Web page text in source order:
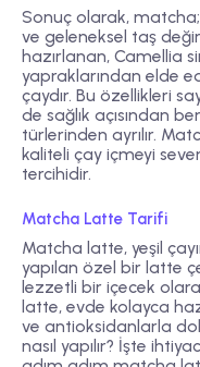
Sonuç olarak,
ve geleneksel taş
hazırlanan, Camellia
yapraklarından elde
çaydır. Bu özellikleri
de sağlık açısından
türlerinden ayrılır.
kaliteli çay içmeyi
tercihidir.
Matcha Latte Tarifi
Matcha latte, yeşil
yapılan özel bir latte
lezzetli bir içecek
latte, evde kolayca
ve antioksidanlarla
nasıl yapılır? İşte